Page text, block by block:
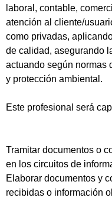
laboral, contable,
atención al cliente/
como privadas,
de calidad, asegurando
actuando según normas
y protección ambiental.
Este profesional será
Tramitar documentos o
en los circuitos de
Elaborar documentos y
recibidas o información